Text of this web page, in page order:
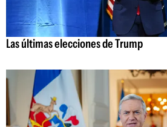
Las últimas elecciones de Trump